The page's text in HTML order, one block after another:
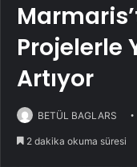
Projelerle
Artıyor
BETÜL BAGLARS
2 dakika okuma süresi